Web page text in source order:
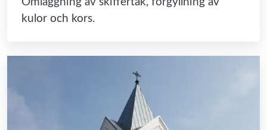
Omläggning av skiffertak, förgyllning av
kulor och kors.